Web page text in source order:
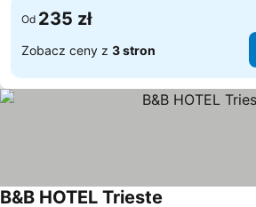
Od 235 zł
Zobacz ceny z 3 stron
B&B HOTEL Trieste